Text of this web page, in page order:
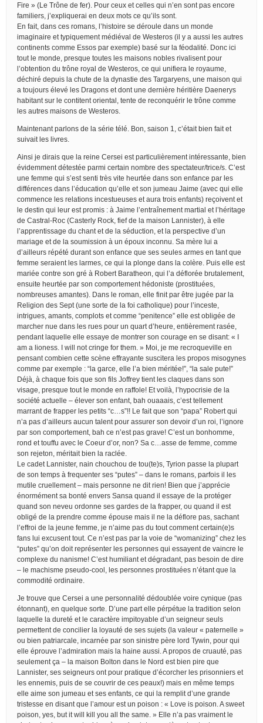
Fire » (Le Trône de fer). Pour ceux et celles qui n’en sont pas encore
familiers, j’expliquerai en deux mots ce qu’ils sont.
En fait, dans ces romans, l’histoire se déroule dans un monde
imaginaire et typiquement médiéval de Westeros (il y a aussi les autres
continents comme Essos par exemple) basé sur la féodalité. Donc ici
tout le monde, presque toutes les maisons nobles rivalisent pour
l’obtention du trône royal de Westeros, ce qui unifiera le royaume,
déchiré depuis la chute de la dynastie des Targaryens, une maison qui
a toujours élevé les Dragons et dont une dernière héritière Daenerys
habitant sur le contitent oriental, tente de reconquérir le trône comme
les autres maisons de Westeros.
Maintenant parlons de la série télé. Bon, saison 1, c’était bien fait et
suivait les livres.
Ainsi je dirais que la reine Cersei est particulièrement intéressante, bien
évidemment détestée parmi certain nombre des spectateur/trice/s. C’est
une femme qui s’est senti très vite heurtée dans son enfance par les
différences dans l’éducation qu’elle et son jumeau Jaime (avec qui elle
commence les relations incestueuses et aura trois enfants) reçoivent et
le destin qui leur est promis : à Jaime l’entraînement martial et l’héritage
de Castral-Roc (Casterly Rock, fief de la maison Lannister), à elle
l’apprentissage du chant et de la séduction, et la perspective d’un
mariage et de la soumission à un époux inconnu. Sa mère lui a
d’ailleurs répété durant son enfance que ses seules armes en tant que
femme seraient les larmes, ce qui la plonge dans la colère. Puis elle est
mariée contre son gré à Robert Baratheon, qui l’a déflorée brutalement,
ensuite heurtée par son comportement hédoniste (prostituées,
nombreuses amantes). Dans le roman, elle finit par être jugée par la
Religion des Sept (une sorte de la foi catholique) pour l’inceste,
intrigues, amants, complots et comme “penitence” elle est obligée de
marcher nue dans les rues pour un quart d’heure, entièrement rasée,
pendant laquelle elle essaye de montrer son courage en se disant: « I
am a lioness. I will not cringe for them. » Moi, je me recroqueville en
pensant combien cette scène effrayante suscitera les propos misogynes
comme par exemple : “la garce, elle l’a bien méritée!”, “la sale pute!”
Déjà, à chaque fois que son fils Joffrey tient les claques dans son
visage, presque tout le monde en raffole! Et voilà, l’hypocrisie de la
société actuelle – élever son enfant, bah ouaaais, c’est tellement
marrant de frapper les petits “c…s”!! Le fait que son “papa” Robert qui
n’a pas d’ailleurs aucun talent pour assurer son devoir d’un roi, l’ignore
par son comportement, bah ce n’est pas grave! C’est un bonhomme,
rond et touffu avec le Coeur d’or, non? Sa c…asse de femme, comme
son rejeton, méritait bien la raclée.
Le cadet Lannister, nain chouchou de tou(te)s, Tyrion passe la plupart
de son temps à frequenter ses “putes” – dans le romans, parfois il les
mutile cruellement – mais personne ne dit rien! Bien que j’apprécie
énormément sa bonté envers Sansa quand il essaye de la protéger
quand son neveu ordonne ses gardes de la frapper, ou quand il est
obligé de la prendre comme épouse mais il ne la déflore pas, sachant
l’effroi de la jeune femme, je n’aime pas du tout comment certain(e)s
fans lui excusent tout. Ce n’est pas par la voie de “womanizing” chez les
“putes” qu’on doit représenter les personnes qui essayent de vaincre le
complexe du nanisme! C’est humiliant et dégradant, pas besoin de dire
– le machisme pseudo-cool, les personnes prostituées n’étant que la
commodité ordinaire.
Je trouve que Cersei a une personnalité dédoublée voire cynique (pas
étonnant), en quelque sorte. D’une part elle pérpétue la tradition selon
laquelle la dureté et le caractère impitoyable d’un seigneur seuls
permettent de concilier la loyauté de ses sujets (la valeur « paternelle »
ou bien patriarcale, incarnée par son sinistre père lord Tywin, pour qui
elle éprouve l’admiration mais la haine aussi. A propos de cruauté, pas
seulement ça – la maison Bolton dans le Nord est bien pire que
Lannister, ses seigneurs ont pour pratique d’écorcher les prisonniers et
les ennemis, puis de se couvrir de ces peaux!) mais en même temps
elle aime son jumeau et ses enfants, ce qui la remplit d’une grande
tristesse en disant que l’amour est un poison : « Love is poison. A sweet
poison, yes, but it will kill you all the same. » Elle n’a pas vraiment le